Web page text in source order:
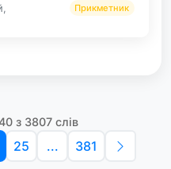
Прикметник
з 3807 слів
25 ... 381